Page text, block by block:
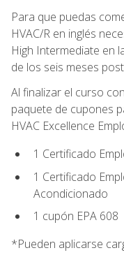
Para que puedas
HVAC/R en inglés
High Intermediate en
de los seis meses
Al finalizar el curso
paquete de cupones
HVAC Excellence
1 Certificado
1 Certificado
Acondicionado
1 cupón EPA 608
*Pueden aplicarse